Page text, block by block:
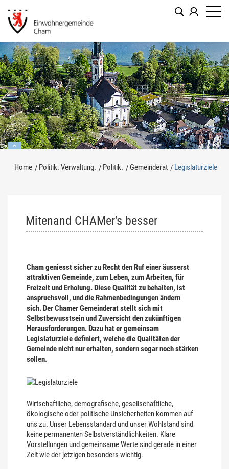
Kopfzeile
Inhalt
Home Politik. Verwaltung. Politik. Gemeinderat Legislaturziele
Mitenand CHAMer's besser
Cham geniesst sicher zu Recht den Ruf einer äusserst
attraktiven Gemeinde, zum Leben, zum Arbeiten, für
Freizeit und Erholung. Diese Qualität zu behalten, ist
anspruchsvoll, und die Rahmenbedingungen ändern
sich.Der Chamer Gemeinderat stellt sich mit
Selbstbewusstsein und Zuversicht den zukünftigen
Herausforderungen. Dazu hat er gemeinsam
Legislaturziele definiert, welche die Qualitäten der
Gemeinde nicht nur erhalten, sondern sogar noch stärken
sollen.
Wirtschaftliche, demografische, gesellschaftliche,
ökologische oder politische Unsicherheiten kommen auf
uns zu. Unser Lebensstandard und unser Wohlstand sind
keine permanenten Selbstverständlichkeiten. Klare
Vorstellungen und gemeinsame Werte sind gerade in einer
Zeit wie der jetzigen besonders wichtig.